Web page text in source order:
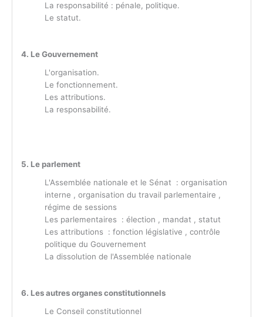
La responsabilité : pénale, politique.
Le statut.
4. Le Gouvernement
L'organisation.
Le fonctionnement.
Les attributions.
La responsabilité.
5. Le parlement
L'Assemblée nationale et le Sénat : organisation
interne , organisation du travail parlementaire ,
régime de sessions
Les parlementaires : élection , mandat , statut
Les attributions : fonction législative , contrôle
politique du Gouvernement
La dissolution de l'Assemblée nationale
6. Les autres organes constitutionnels
Le Conseil constitutionnel